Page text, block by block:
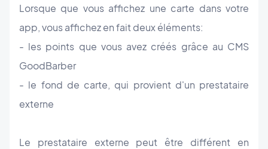
Lorsque que vous affichez une carte dans votre
app, vous affichez en fait deux éléments:
- les points que vous avez créés grâce au CMS
GoodBarber
- le fond de carte, qui provient d'un prestataire
externe
Le prestataire externe peut être différent en